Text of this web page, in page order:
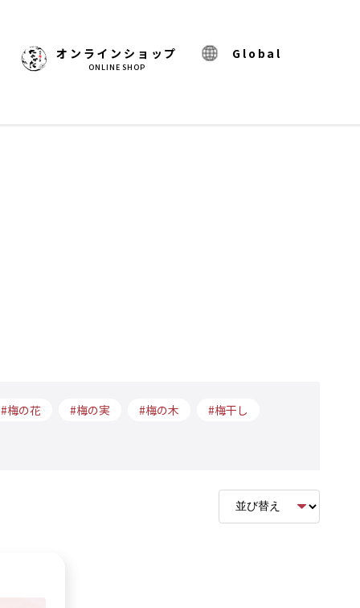
オンラインショップ
ONLINE SHOP
Global
梅の花 梅の実 梅の木 梅干し